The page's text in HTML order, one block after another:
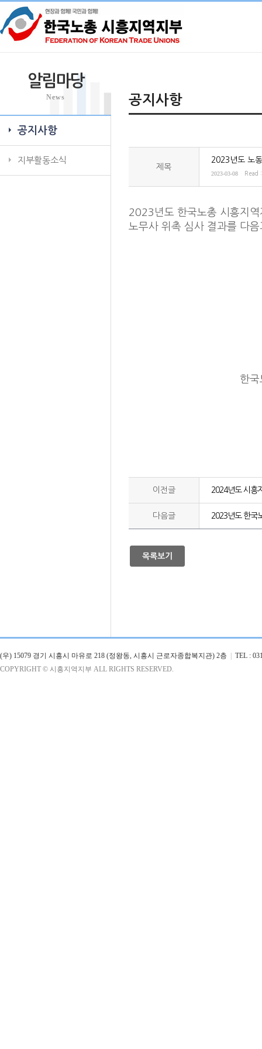
알림마당
News
공지사항
지부활동소식
공지사항
제목
2023년도 노
2023-03-08 Read
2023년도 한국노총 시흥지
노무사 위촉 심사 결과를 다
한
이전글 2024년도 시흥
다음글 2023년도 한국
목록보기
(우) 15079 경기 시흥시 마유로 218 (정왕동, 시흥시 근로자종합복지관) 2층
TEL :
COPYRIGHT © 시흥지역지부 ALL RIGHTS RESERVED.